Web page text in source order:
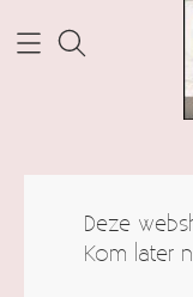
Deze
Kom later